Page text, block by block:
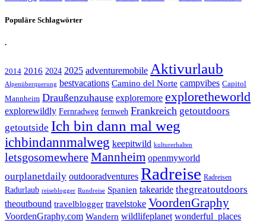
Populäre Schlagwörter
.
2014 2016 2024 2025 adventuremobile Aktivurlaub
Alpenüberquerung bestvacations Camino del Norte campvibes Capitol
Mannheim Draußenzuhause exploremore exploretheworld
explorewildly Fernradweg fernweh Frankreich getoutdoors
getoutside Ich bin dann mal weg
ichbindannmalweg keepitwild kulturerhalten
letsgosomewhereMannheim openmyworld
ourplanetdaily outdooradventures Radreise Radreisen
Radurlaub reiseblogger Rundreise Spanien takearide thegreatoutdoors
theoutbound travelblogger travelstoke VoordenGraphy
VoordenGraphy.com Wandern wildlifeplanet wonderful_places